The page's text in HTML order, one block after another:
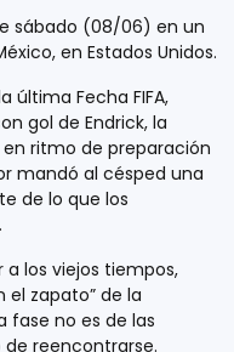
sábado (08/06) en un
en Estados Unidos.
última Fecha FIFA,
gol de Endrick, la
ritmo de preparación
mandó al césped una
de lo que los
los viejos tiempos,
el zapato” de la
fase no es de las
reencontrarse.